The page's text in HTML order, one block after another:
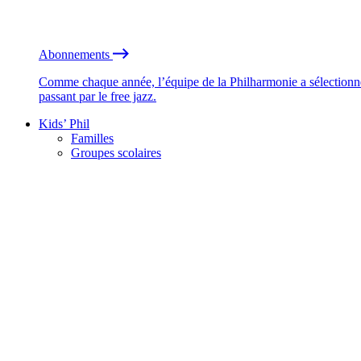
Abonnements
Comme chaque année, l’équipe de la Philharmonie a
passant par le free jazz.
Kids’ Phil
Familles
Groupes scolaires